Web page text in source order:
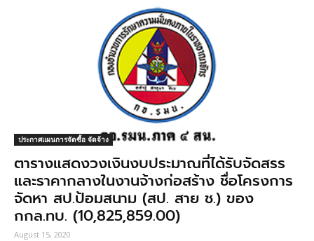
ประกาศแผนการจัดซื้อ จัดจ้าง
ตารางแสดงวงเงินงบประมาณที่ได้รับจัดสรร
และราคากลางในงานจ้างก่อสร้าง ชื่อโครงการ
จัดหา สป.ป้อมสนาม (สป. สาย ช.) ของ
กกล.ทบ. (10,825,859.00)
August 15, 2020